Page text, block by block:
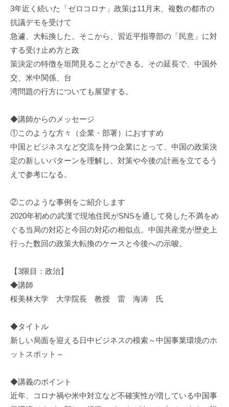
3年近く続いた「ゼロコロナ」政策は11月末、複数の都市の
抗議デモを受けて
急遽、大転換した。そこから、習近平指導部の「民意」に対
する受け止め方と政
策決定の特徴を垣間見ることができる。その延長で、中国外
交、米中関係、台
湾問題の行方についても展望する。
◆講師からのメッセージ
①このような方々（企業・部署）におすすめ
中国とビジネスなど交流を持つ企業にとって、中国の政策決
定の新しいパターンを理解し、対策や今後の計画を立てるう
えで参考になる。
②このような事例をご紹介します
2020年初めの武漢で現地住民がSNSを通して発した不満をめ
ぐる当局の対応と今回の対応の相似点。中国共産党が歴史上
行った数回の政策大転換のケースと今後への示唆。
【3限目：政治】
◆講師
桜美林大学 大学院長 教授 雷 海涛 氏
◆タイトル
新しい局面を迎える日中ビジネスの模索～中国事業環境のホ
ットスポット～
◆講義のポイント
近年、コロナ禍や米中対立など不確実性が増している中国事